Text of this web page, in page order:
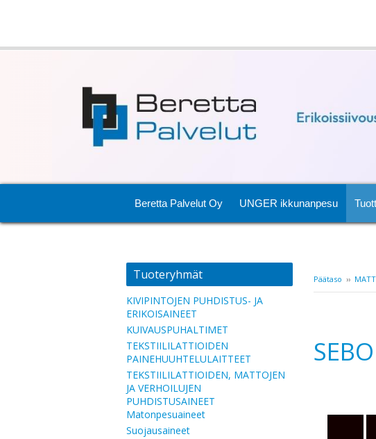
Beretta Palvelut Oy UNGER ikkunanpesu
Päätaso ››
Tuoteryhmät
KIVIPINTOJEN PUHDISTUS- JA
ERIKOISAINEET
KUIVAUSPUHALTIMET
TEKSTIILILATTIOIDEN
PAINEHUUHTELULAITTEET
TEKSTIILILATTIOIDEN, MATTOJEN
JA VERHOILUJEN
PUHDISTUSAINEET
Matonpesuaineet
Suojausaineet